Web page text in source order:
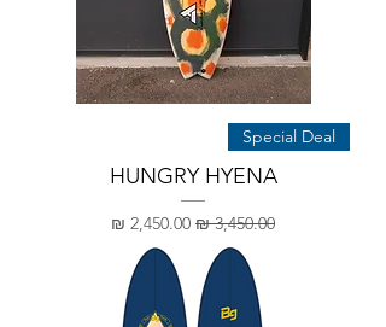
Special Deal
HUNGRY HYENA
מחיר רגיל מחיר מבצע